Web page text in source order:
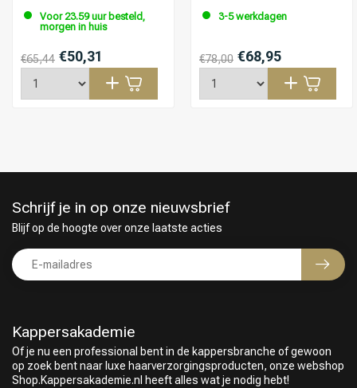
Voor 23.59 uur besteld,
morgen in huis
€65,44 €50,31
3-5 werkdagen
€78,00 €68,95
Kappersakademie
Of je nu een professional bent in de kappersbranche of gewoon
op zoek bent naar luxe haarverzorgingsproducten, onze webshop
Shop.Kappersakademie.nl heeft alles wat je nodig hebt!
Schrijf je in op onze nieuwsbrief
Blijf op de hoogte over onze laatste acties